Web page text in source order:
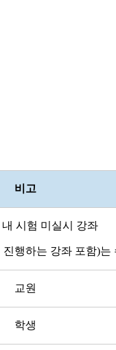
비고
시험 미실시 강좌
행하는 강좌 포함)는
교원
학생